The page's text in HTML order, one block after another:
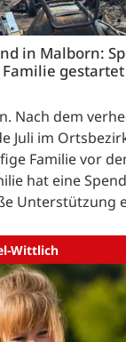
in Malborn:
gestartet
Nach dem
Juli im
Familie vor
hat eine
Unterstützung
Wittlich